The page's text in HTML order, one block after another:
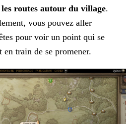
routes autour du village.
vous pouvez aller
pour voir un point qui se
train de se promener.